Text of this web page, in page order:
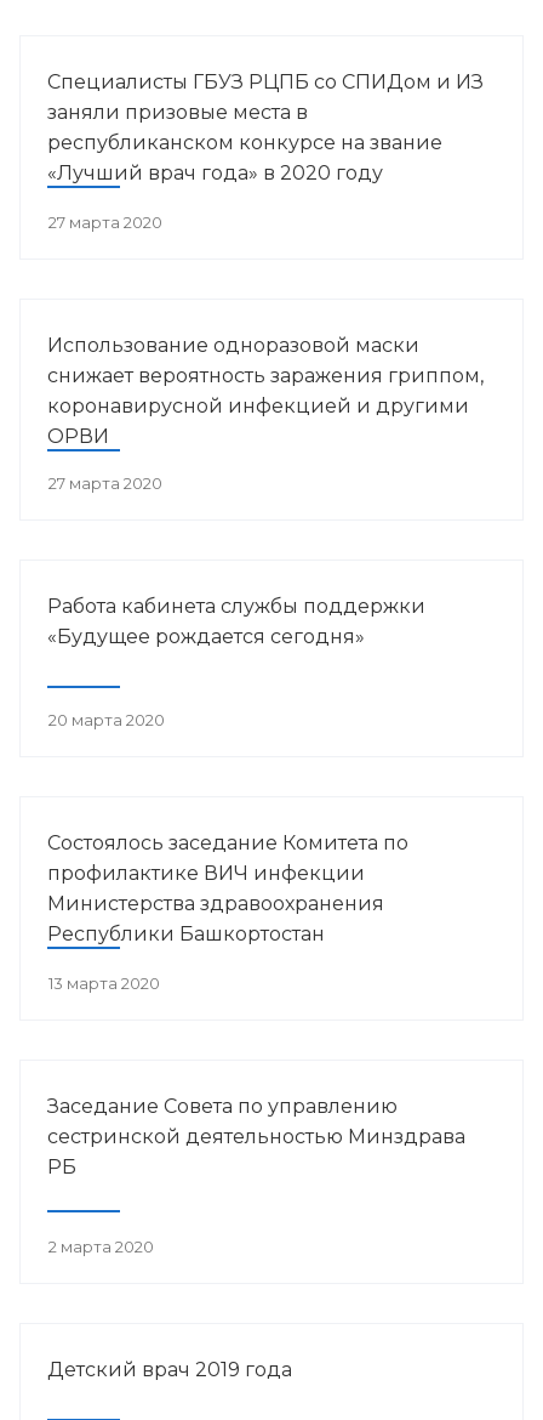
Специалисты ГБУЗ РЦПБ со СПИДом и ИЗ
заняли призовые места в
республиканском конкурсе на звание
«Лучший врач года» в 2020 году
27 марта 2020
Использование одноразовой маски
снижает вероятность заражения гриппом,
коронавирусной инфекцией и другими
ОРВИ
27 марта 2020
Работа кабинета службы поддержки
«Будущее рождается сегодня»
20 марта 2020
Состоялось заседание Комитета по
профилактике ВИЧ инфекции
Министерства здравоохранения
Республики Башкортостан
13 марта 2020
Заседание Совета по управлению
сестринской деятельностью Минздрава
РБ
2 марта 2020
Детский врач 2019 года